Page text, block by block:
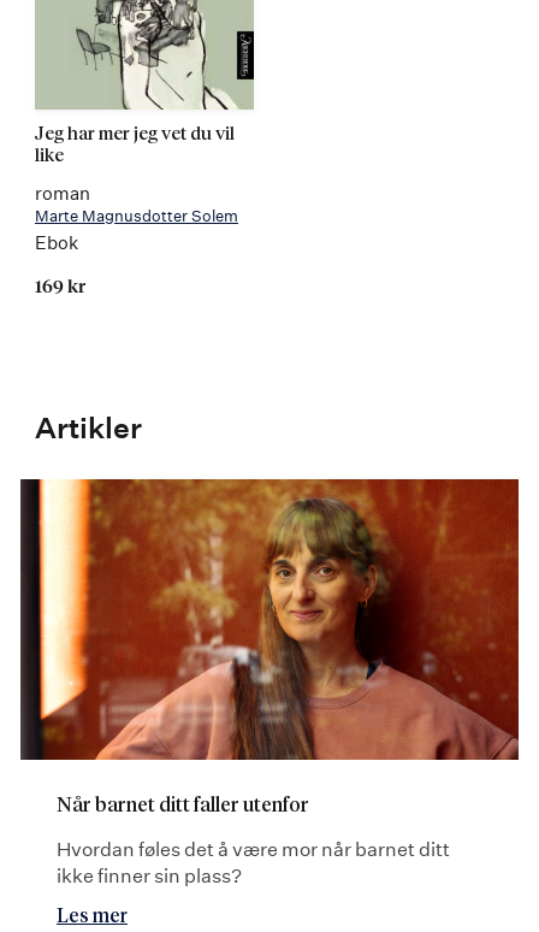
Jeg har mer jeg vet du vil
like
roman
Marte Magnusdotter Solem
Ebok
169 kr
Artikler
Når barnet ditt faller utenfor
Hvordan føles det å være mor når barnet ditt
ikke finner sin plass?
Les mer